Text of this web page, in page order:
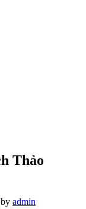
Thảo
by admin